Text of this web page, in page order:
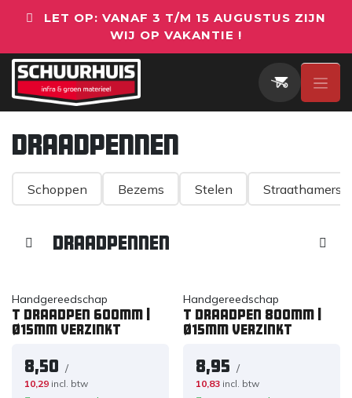
LET OP: VANAF 3 T/M 15 AUGUSTUS ZIJN
WIJ OP VAKANTIE !
Draadpennen
Schoppen Bezems Stelen Straathamers
Draadpennen
MEEST VERKOCHT
Handgereedschap
T Draadpen 600mm |
Ø15mm verzinkt
8,50 /
10,29 incl. btw
MEEST VERKOCHT
Handgereedschap
T Draadpen 800mm |
Ø15mm verzinkt
8,95 /
10,83 incl. btw